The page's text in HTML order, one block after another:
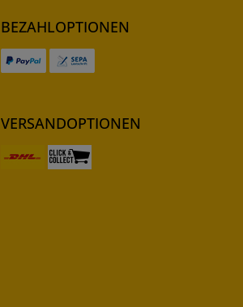
BEZAHLOPTIONEN
VERSANDOPTIONEN